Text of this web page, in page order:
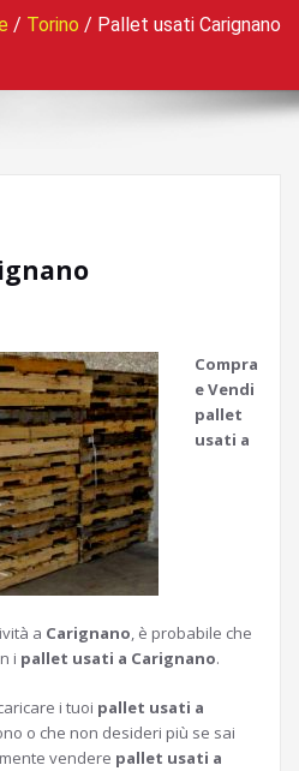
/ Torino / Pallet usati Carignano
Compra
e Vendi
pallet
usati a
a Carignano, è probabile che
i pallet usati a Carignano.
i tuoi pallet usati a
o che non desideri più se sai
vendere pallet usati a